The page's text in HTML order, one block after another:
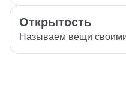
Открытость
Называем вещи